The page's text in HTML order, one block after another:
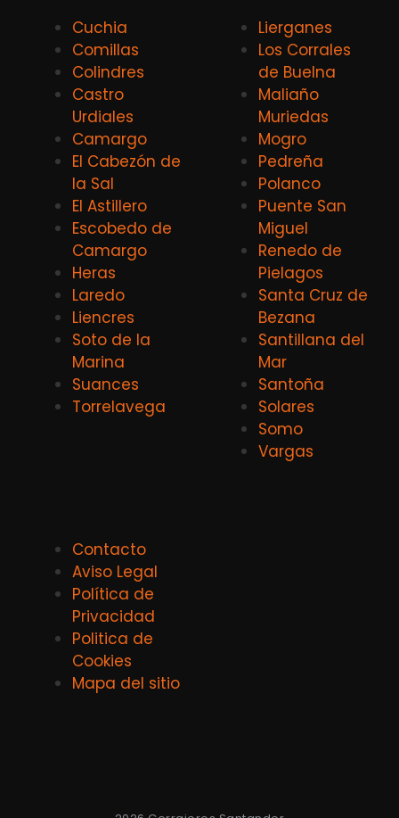
Cuchia
Comillas
Colindres
Castro
Urdiales
Camargo
El Cabezón de
la Sal
El Astillero
Escobedo de
Camargo
Heras
Laredo
Liencres
Soto de la
Marina
Suances
Torrelavega
Lierganes
Los Corrales
de Buelna
Maliaño
Muriedas
Mogro
Pedreña
Polanco
Puente San
Miguel
Renedo de
Pielagos
Santa Cruz de
Bezana
Santillana del
Mar
Santoña
Solares
Somo
Vargas
Contacto
Aviso Legal
Política de
Privacidad
Politica de
Cookies
Mapa del sitio